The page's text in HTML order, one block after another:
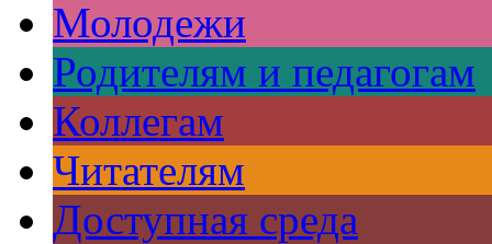
Молодежи
Родителям и педагогам
Коллегам
Читателям
Доступная среда